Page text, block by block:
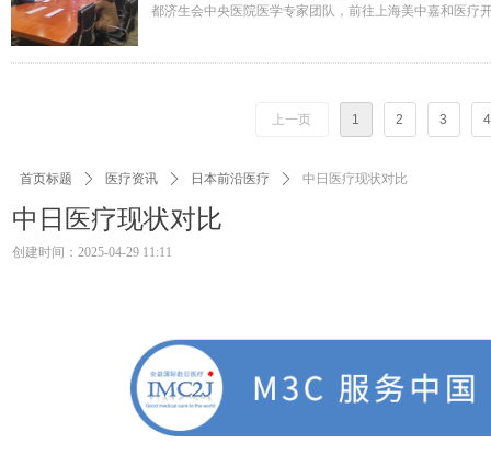
中日医疗现状对比
首页标题 ꄲ 医疗资讯 ꄲ 日本前沿医疗 ꄲ 中日医疗现状对比
创建时间： 2025-04-29 11:11
都济生会中央医院医学专家团队，前往上海美中嘉和医疗
上一页 1 2 3 4